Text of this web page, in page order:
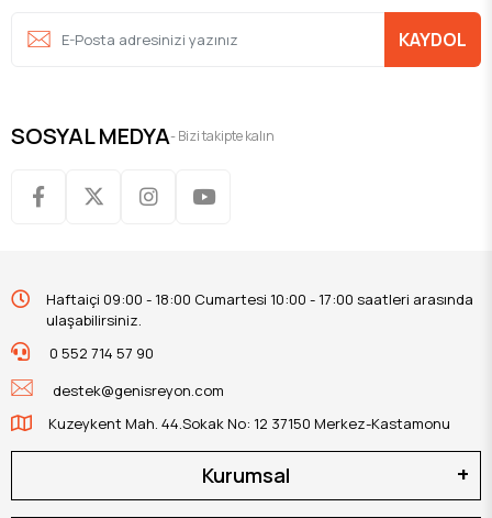
KAYDOL
SOSYAL MEDYA- Bizi takipte kalın
Haftaiçi 09:00 - 18:00 Cumartesi 10:00 - 17:00 saatleri arasında
ulaşabilirsiniz.
0 552 714 57 90
destek@genisreyon.com
Kuzeykent Mah. 44.Sokak No: 12 37150 Merkez-Kastamonu
Kurumsal